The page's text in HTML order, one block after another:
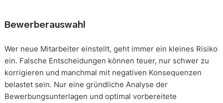
Bewerberauswahl
Wer neue Mitarbeiter einstellt, geht immer ein kleines Risiko
ein. Falsche Entscheidungen können teuer, nur schwer zu
korrigieren und manchmal mit negativen Konsequenzen
belastet sein. Nur eine gründliche Analyse der
Bewerbungsunterlagen und optimal vorbereitete